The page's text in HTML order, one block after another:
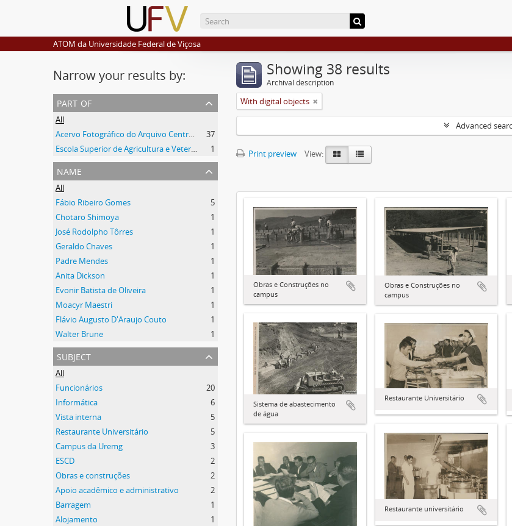
ATOM da Universidade Federal de Viçosa
Narrow your results by:
part of
All
Acervo Fotográfico do Arquivo Central Histórico da UFV
37
Escola Superior de Agricultura e Veterinária
1
name
All
Fábio Ribeiro Gomes
5
Chotaro Shimoya
1
José Rodolpho Tôrres
1
Geraldo Chaves
1
Padre Mendes
1
Anita Dickson
1
Evonir Batista de Oliveira
1
Moacyr Maestri
1
Flávio Augusto D'Araujo Couto
1
Walter Brune
1
subject
All
Funcionários
20
Informática
6
Vista interna
5
Restaurante Universitário
5
Campus da Uremg
3
ESCD
2
Obras e construções
2
Apoio acadêmico e administrativo
2
Barragem
1
Alojamento
1
Showing 38 results
Archival description
With digital objects
Advanced
Print preview
View:
Obras e Construções no
campus
Obras e Construções no
campus
Sistema de abastecimento
de água
Restaurante Universitário
Restaurante universitário